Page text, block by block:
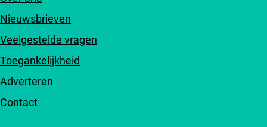
Nieuwsbrieven
Veelgestelde vragen
Toegankelijkheid
Adverteren
Contact